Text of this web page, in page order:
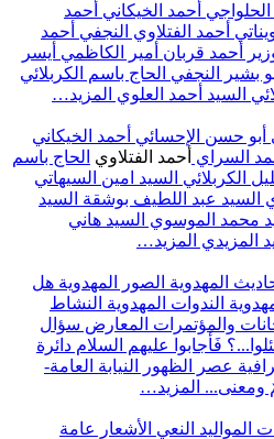
الحلواجي أحمد الخيكاني أحمد
أحمد الفتلاوي النجفي أحمد
أحمد قربان أمير الكاظمي أيسر
بشير النجفي الحاج باسم الكربلائي
السيد أحمد العلوي المزيد…
أبو حسن الإحسائي أحمد الخيكاني
السراي أحمد الفتلاوي الحاج باسم
الكربلائي السيد امين السيهاتي
السيد عبد اللطيف بوشقة السيد
محمد الموسوي السيد هاني
المزيدي المزيد…
المهدوية الصور المهدوية هل
الندوات المهدوية النشاط
والمؤتمرات المعارض سؤال
فَأجابوا عليهم السلام دائرة
عصر الظهور
النيابة العامة-
ومعنى... المزيد…
المواليد النعي الأشعار
عامة